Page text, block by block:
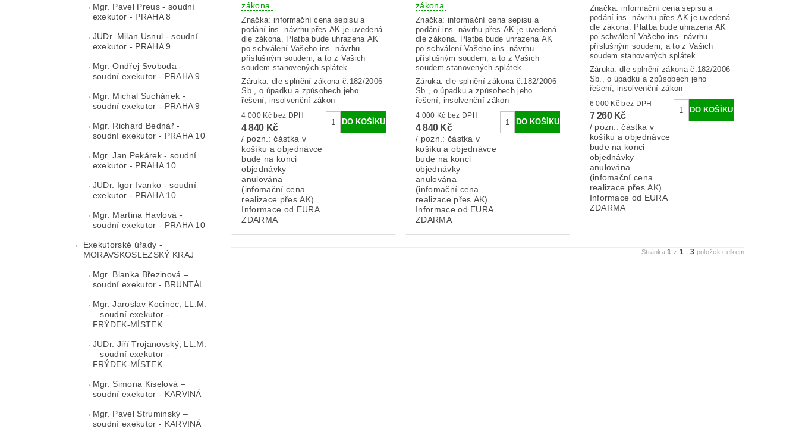
Mgr. Pavel Preus - soudní
exekutor - PRAHA 8
JUDr. Milan Usnul - soudní
exekutor - PRAHA 9
Mgr. Ondřej Svoboda -
soudní exekutor - PRAHA 9
Mgr. Michal Suchánek -
soudní exekutor - PRAHA 9
Mgr. Richard Bednář -
soudní exekutor - PRAHA 10
Mgr. Jan Pekárek - soudní
exekutor - PRAHA 10
JUDr. Igor Ivanko - soudní
exekutor - PRAHA 10
Mgr. Martina Havlová -
soudní exekutor - PRAHA 10
Exekutorské úřady -
MORAVSKOSLEZSKÝ KRAJ
Mgr. Blanka Březinová –
soudní exekutor - BRUNTÁL
Mgr. Jaroslav Kocinec, LL.M.
– soudní exekutor -
FRÝDEK-MÍSTEK
JUDr. Jiří Trojanovský, LL.M.
– soudní exekutor -
FRÝDEK-MÍSTEK
Mgr. Simona Kiselová –
soudní exekutor - KARVINÁ
Mgr. Pavel Struminský –
soudní exekutor - KARVINÁ
zákona.
Značka: informační cena sepisu a
podání ins. návrhu přes AK je uvedená
dle zákona. Platba bude uhrazena AK
po schválení Vašeho ins. návrhu
příslušným soudem, a to z Vašich
soudem stanovených splátek.
Záruka: dle splnění zákona č.182/2006
Sb., o úpadku a způsobech jeho
řešení, insolvenční zákon
4 000 Kč bez DPH
4 840 Kč
/ pozn.: částka v
košíku a objednávce
bude na konci
objednávky
anulována
(infomační cena
realizace přes AK).
Informace od EURA
ZDARMA
zákona.
Značka: informační cena sepisu a
podání ins. návrhu přes AK je uvedená
dle zákona. Platba bude uhrazena AK
po schválení Vašeho ins. návrhu
příslušným soudem, a to z Vašich
soudem stanovených splátek.
Záruka: dle splnění zákona č.182/2006
Sb., o úpadku a způsobech jeho
řešení, insolvenční zákon
4 000 Kč bez DPH
4 840 Kč
/ pozn.: částka v
košíku a objednávce
bude na konci
objednávky
anulována
(infomační cena
realizace přes AK).
Informace od EURA
ZDARMA
Značka:informační cena sepisu a
podání ins. návrhu přes AK je uvedená
dle zákona. Platba bude uhrazena AK
po schválení Vašeho ins. návrhu
příslušným soudem, a to z Vašich
soudem stanovených splátek.
Záruka: dle splnění zákona č.182/2006
Sb., o úpadku a způsobech jeho
řešení, insolvenční zákon
6 000 Kč bez DPH
7 260 Kč
/ pozn.: částka v
košíku a objednávce
bude na konci
objednávky
anulována
(infomační cena
realizace přes AK).
Informace od EURA
ZDARMA
Stránka1 z 1 -3 položek celkem